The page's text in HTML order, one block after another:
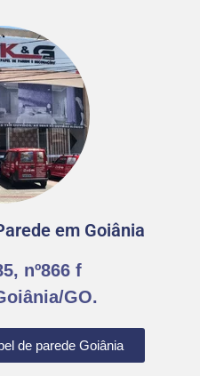
em Goiânia
nº866 f
GO.
de parede Goiânia